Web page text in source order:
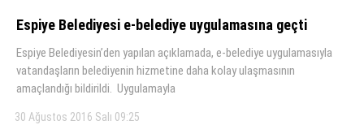
Espiye Belediyesi e-belediye uygulamasına geçti
Espiye Belediyesin’den yapılan açıklamada, e-belediye uygulamasıyla
vatandaşların belediyenin hizmetine daha kolay ulaşmasının
amaçlandığı bildirildi. Uygulamayla
30 Ağustos 2016 Salı 09:25